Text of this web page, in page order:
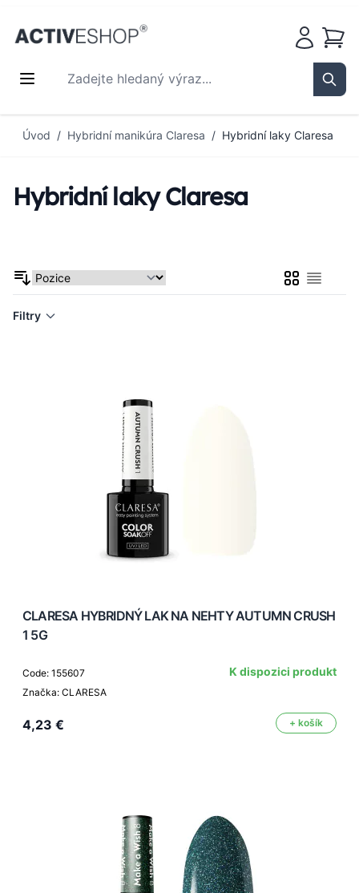
Zadejte hledaný výraz...
Košík
Úvod / Hybridní manikúra Claresa / Hybridní laky Claresa
Hybridní laky Claresa
MřížkaSeznam
Filtry
CLARESA HYBRIDNÝ LAK NA NEHTY AUTUMN CRUSH
1 5G
Code: 155607
Značka: CLARESA
K dispozici produkt
4,23 € + košík